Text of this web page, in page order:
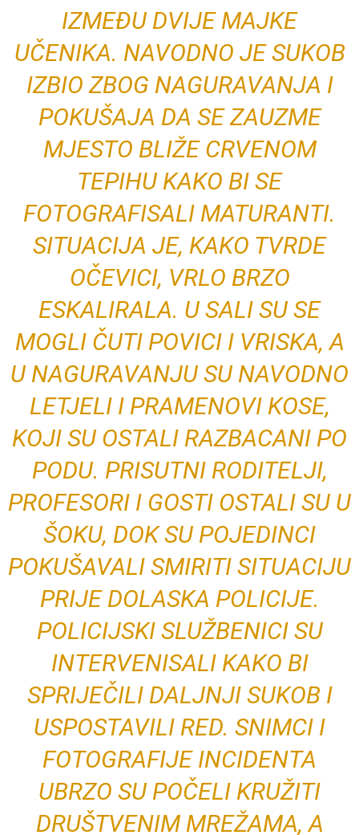
IZMEĐU DVIJE MAJKE
UČENIKA. NAVODNO JE SUKOB
IZBIO ZBOG NAGURAVANJA I
POKUŠAJA DA SE ZAUZME
MJESTO BLIŽE CRVENOM
TEPIHU KAKO BI SE
FOTOGRAFISALI MATURANTI.
SITUACIJA JE, KAKO TVRDE
OČEVICI, VRLO BRZO
ESKALIRALA. U SALI SU SE
MOGLI ČUTI POVICI I VRISKA, A
U NAGURAVANJU SU NAVODNO
LETJELI I PRAMENOVI KOSE,
KOJI SU OSTALI RAZBACANI PO
PODU. PRISUTNI RODITELJI,
PROFESORI I GOSTI OSTALI SU U
ŠOKU, DOK SU POJEDINCI
POKUŠAVALI SMIRITI SITUACIJU
PRIJE DOLASKA POLICIJE.
POLICIJSKI SLUŽBENICI SU
INTERVENISALI KAKO BI
SPRIJEČILI DALJNJI SUKOB I
USPOSTAVILI RED. SNIMCI I
FOTOGRAFIJE INCIDENTA
UBRZO SU POČELI KRUŽITI
DRUŠTVENIM MREŽAMA, A